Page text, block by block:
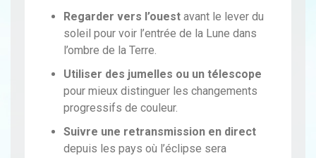
Regarder vers l’ouest avant le lever du
soleil pour voir l’entrée de la Lune dans
l’ombre de la Terre.
Utiliser des jumelles ou un télescope
pour mieux distinguer les changements
progressifs de couleur.
Suivre une retransmission en direct
depuis les pays où l’éclipse sera